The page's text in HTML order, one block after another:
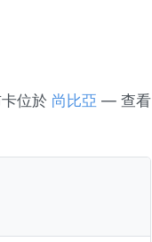
位於 尚比亞 — 查看